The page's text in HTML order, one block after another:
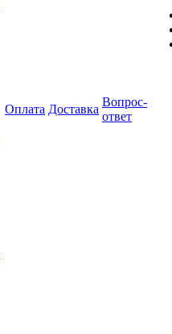
Оплата Доставка
Вопрос-
ответ